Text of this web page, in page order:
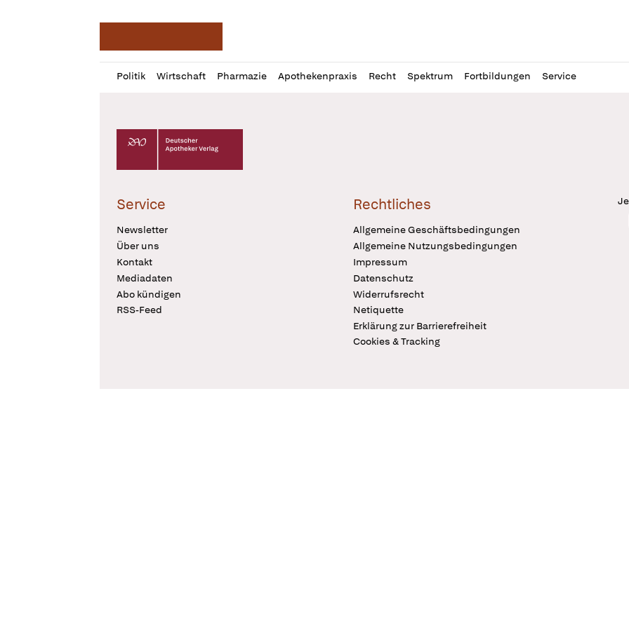
Politik Wirtschaft Pharmazie Apothekenpraxis Recht Spektrum Fortbildungen Service
Profil
öffnen
Daz
Pur
Deutscher Apotheker Verlag Logo
Service
Newsletter
Über uns
Kontakt
Mediadaten
Abo kündigen
RSS-Feed
Rechtliches
Allgemeine Geschäftsbedingungen
Allgemeine Nutzungsbedingungen
Impressum
Datenschutz
Widerrufsrecht
Netiquette
Erklärung zur Barrierefreiheit
Cookies & Tracking